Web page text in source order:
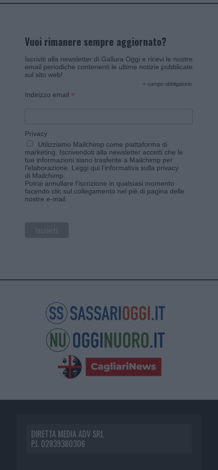
Vuoi rimanere sempre aggiornato?
Iscriviti alla newsletter di Gallura Oggi e ricevi le nostre
email periodiche contenenti le ultime notizie pubblicate
sul sito web!
* campo obbligatorio
Indirizzo email *
Privacy
Utilizziamo Mailchimp come piattaforma di
marketing. Iscrivendoti alla newsletter accetti che le
tue informazioni siano trasferite a Mailchimp per
l'elaborazione. Leggi qui l'informativa sulla privacy
di Mailchimp
Potrai annullare l'iscrizione in qualsiasi momento
facendo clic sul collegamento nel piè di pagina delle
nostre e-mail.
DIRETTA MEDIA ADV SRL
P.I. 02839380306